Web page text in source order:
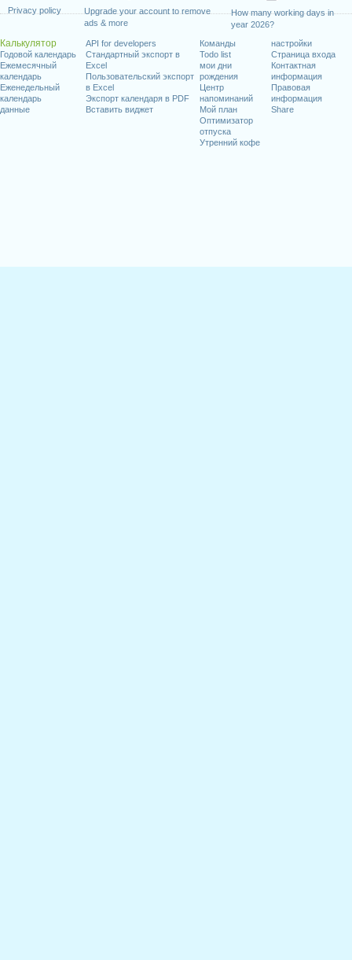
Privacy policy
Upgrade your account to remove
ads & more
How many working days in
year 2026?
Калькулятор
Годовой календарь
Ежемесячный
календарь
Еженедельный
календарь
данные
API for developers
Стандартный экспорт в
Excel
Пользовательский экспорт
в Excel
Экспорт календаря в PDF
Вставить виджет
Команды
Todo list
мои дни
рождения
Центр
напоминаний
Мой план
Оптимизатор
отпуска
Утренний кофе
настройки
Страница входа
Контактная
информация
Правовая
информация
Share